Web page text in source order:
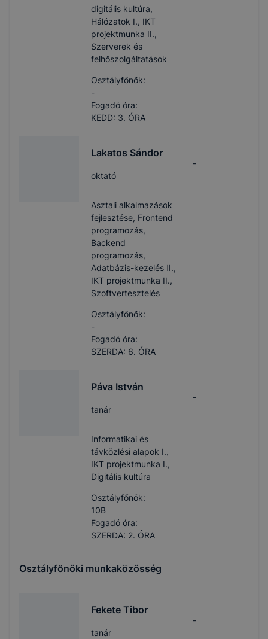
digitális kultúra,
Hálózatok I., IKT
projektmunka II.,
Szerverek és
felhőszolgáltatások
Osztályfőnök:
-
Fogadó óra:
KEDD: 3. ÓRA
Lakatos Sándor
oktató
Asztali alkalmazások
fejlesztése, Frontend
programozás,
Backend
programozás,
Adatbázis-kezelés II.,
IKT projektmunka II.,
Szoftvertesztelés
-
Osztályfőnök:
-
Fogadó óra:
SZERDA: 6. ÓRA
Páva István
tanár
Informatikai és
távközlési alapok I.,
IKT projektmunka I.,
Digitális kultúra
-
Osztályfőnök:
10B
Fogadó óra:
SZERDA: 2. ÓRA
Osztályfőnöki munkaközösség
Fekete Tibor
tanár
-